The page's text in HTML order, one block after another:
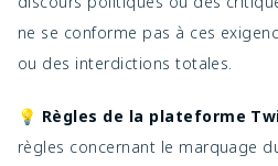
ne se conforme pas à ces
ou des interdictions totales.
💡 Règles de la plateforme
règles concernant le marquage